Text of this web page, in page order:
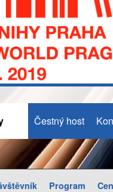
Čestný host
Program